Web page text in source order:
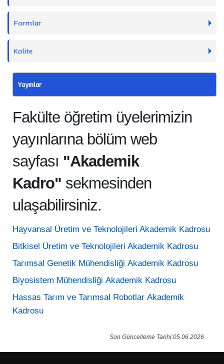
Formlar
Kalite
Yayınlar
Fakülte öğretim üyelerimizin
yayınlarına bölüm web
sayfası "Akademik
Kadro" sekmesinden
ulaşabilirsiniz.
Hayvansal Üretim ve Teknolojileri Akademik Kadrosu
Bitkisel Üretim ve Teknolojileri Akademik Kadrosu
Tarımsal Genetik Mühendisliği Akademik Kadrosu
Biyosistem Mühendisliği Akademik Kadrosu
Hassas Tarım ve Tarımsal Robotlar Akademik
Kadrosu
Son Güncelleme Tarihi:05.06.2026